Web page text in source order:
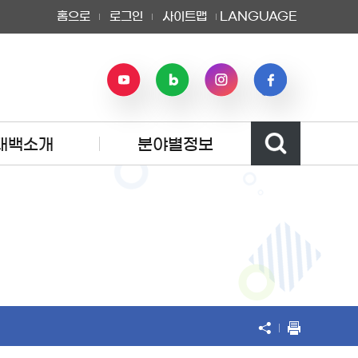
홈으로 로그인 사이트맵 LANGUAGE
백소개 분야별정보